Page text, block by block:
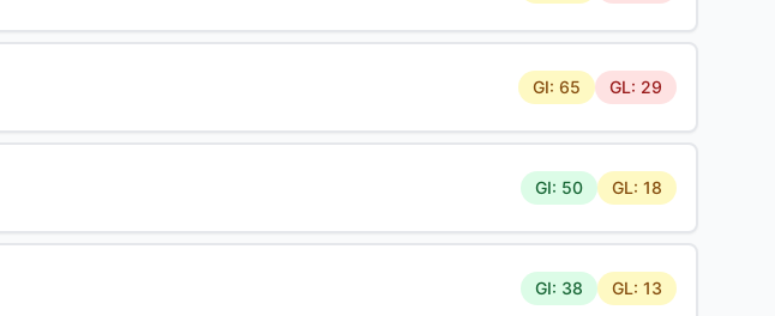
GI: 65 GL: 29
GI: 50 GL: 18
GI: 38 GL: 13